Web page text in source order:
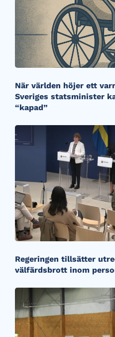
När världen höjer ett
Sveriges statsminister
“kapad”
Regeringen tillsätter
välfärdsbrott inom